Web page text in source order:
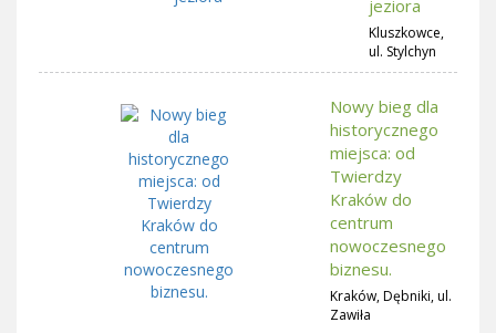
jeziora
Kluszkowce,
ul. Stylchyn
Nowy bieg dla
historycznego
miejsca: od
Twierdzy
Kraków do
centrum
nowoczesnego
biznesu.
Kraków, Dębniki, ul.
Zawiła